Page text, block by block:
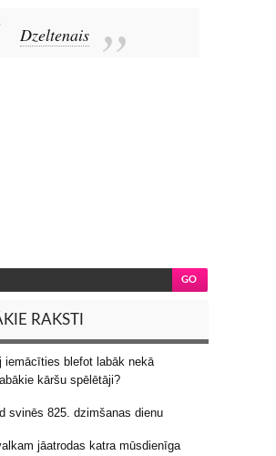
Dzeltenais
RAKSTI
iemācīties blefot labāk nekā
kāršu spēlētāji?
svinēs 825. dzimšanas dienu
jāatrodas katra mūsdienīga